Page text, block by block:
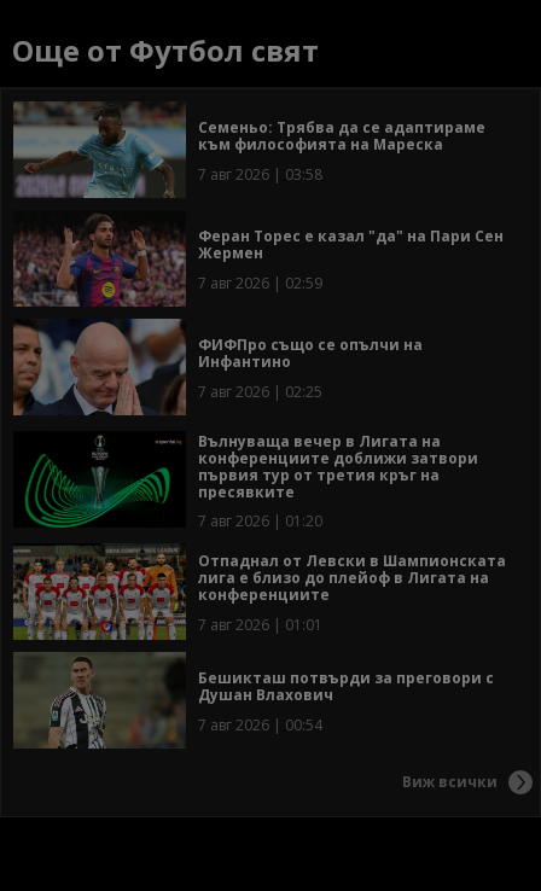
Още от Футбол свят
Семеньо: Трябва да се адаптираме
към философията на Мареска
7 авг 2026 | 03:58
Феран Торес е казал "да" на Пари Сен
Жермен
7 авг 2026 | 02:59
ФИФПро също се опълчи на
Инфантино
7 авг 2026 | 02:25
Вълнуваща вечер в Лигата на
конференциите доближи затвори
първия тур от третия кръг на
пресявките
7 авг 2026 | 01:20
Отпаднал от Левски в Шампионската
лига е близо до плейоф в Лигата на
конференциите
7 авг 2026 | 01:01
Бешикташ потвърди за преговори с
Душан Влахович
7 авг 2026 | 00:54
Виж всички